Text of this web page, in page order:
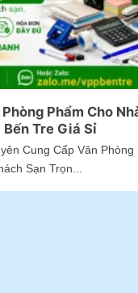
Phẩm Cho
Bến Tre Giá Sỉ
Cung Cấp Văn Phòng
Sạn Trọn...